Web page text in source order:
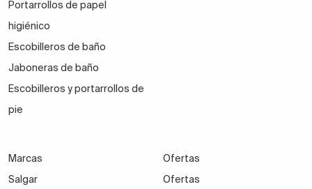
Portarrollos de papel
higiénico
Escobilleros de baño
Jaboneras de baño
Escobilleros y portarrollos de
pie
Marcas
Salgar
Ofertas
Ofertas